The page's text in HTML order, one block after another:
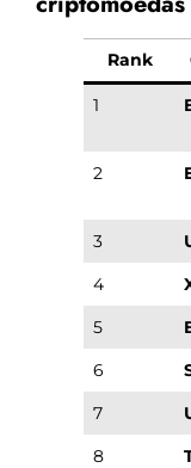
Rank
1
2
3
4
5
6
7
8